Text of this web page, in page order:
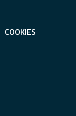
COOKIES